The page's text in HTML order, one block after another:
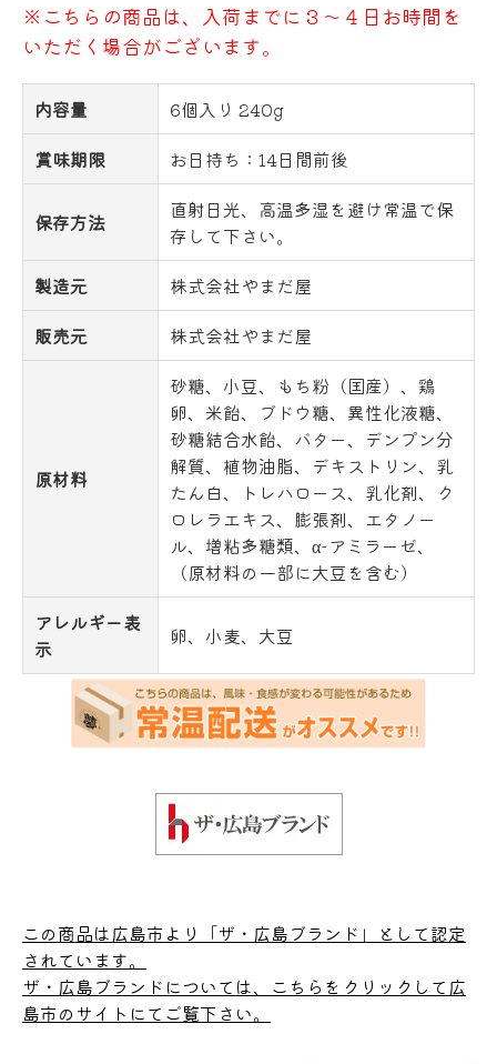
※こちらの商品は、入荷までに３～４日お時間を
いただく場合がございます。
内容量
6個入り 240g
賞味期限
お日持ち：14日間前後
保存方法
直射日光、高温多湿を避け常温で保
存して下さい。
製造元
株式会社やまだ屋
販売元
株式会社やまだ屋
原材料
砂糖、小豆、もち粉（国産）、鶏
卵、米飴、ブドウ糖、異性化液糖、
砂糖結合水飴、バター、デンプン分
解質、植物油脂、デキストリン、乳
たん白、トレハロース、乳化剤、ク
ロレラエキス、膨張剤、エタノー
ル、増粘多糖類、α-アミラーゼ、
（原材料の一部に大豆を含む）
アレルギー表
示
卵、小麦、大豆
この商品は広島市より「ザ・広島ブランド」として認定
されています。
ザ・広島ブランドについては、こちらをクリックして広
島市のサイトにてご覧下さい。